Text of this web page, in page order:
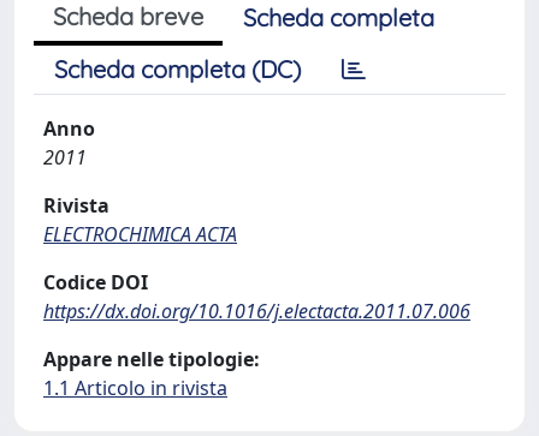
Scheda breve
Scheda completa
Scheda completa (DC)
Anno
2011
Rivista
ELECTROCHIMICA ACTA
Codice DOI
https://dx.doi.org/10.1016/j.electacta.2011.07.006
Appare nelle tipologie:
1.1 Articolo in rivista